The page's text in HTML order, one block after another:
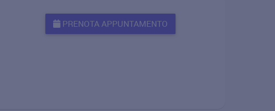
PRENOTA APPUNTAMENTO